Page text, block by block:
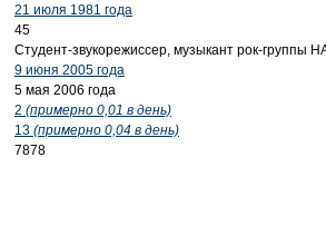
21 июля 1981 года
45
Студент-звукорежиссер, музыкант рок-группы
9 июня 2005 года
5 мая 2006 года
2 (примерно 0,01 в день)
13 (примерно 0,04 в день)
7878